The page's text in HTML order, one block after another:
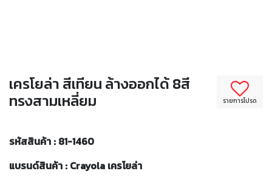
รายการโปรด
เครโยล่า สีเทียน ล้างออกได้ 8สี
ทรงสามเหลี่ยม
รหัสสินค้า : 81-1460
แบรนด์สินค้า : Crayola เครโยล่า